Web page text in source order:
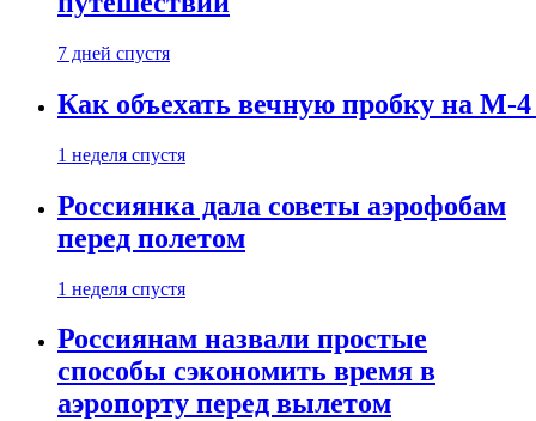
7 дней спустя
Как объехать вечную пробку на М-
1 неделя спустя
Россиянка дала советы аэрофобам
перед полетом
1 неделя спустя
Россиянам назвали простые
способы сэкономить время в
аэропорту перед вылетом